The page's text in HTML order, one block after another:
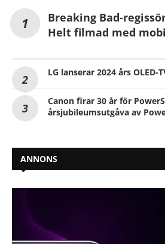
Breaking Bad-
Helt filmad med
LG lanserar 2024 års OLED-
Canon firar 30 år för
årsjubileumsutgåva av
ANNONS